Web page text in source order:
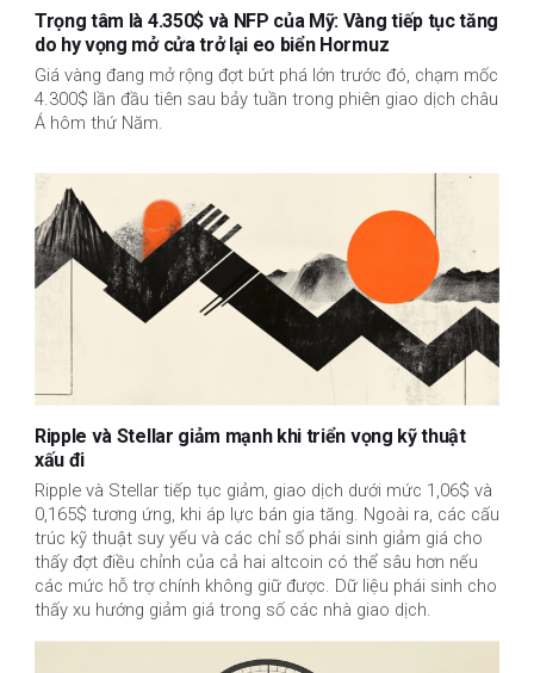
Trọng tâm là 4.350$ và NFP của Mỹ: Vàng tiếp tục tăng
do hy vọng mở cửa trở lại eo biển Hormuz
Giá vàng đang mở rộng đợt bứt phá lớn trước đó, chạm mốc
4.300$ lần đầu tiên sau bảy tuần trong phiên giao dịch châu
Á hôm thứ Năm.
Ripple và Stellar giảm mạnh khi triển vọng kỹ thuật
xấu đi
Ripple và Stellar tiếp tục giảm, giao dịch dưới mức 1,06$ và
0,165$ tương ứng, khi áp lực bán gia tăng. Ngoài ra, các cấu
trúc kỹ thuật suy yếu và các chỉ số phái sinh giảm giá cho
thấy đợt điều chỉnh của cả hai altcoin có thể sâu hơn nếu
các mức hỗ trợ chính không giữ được. Dữ liệu phái sinh cho
thấy xu hướng giảm giá trong số các nhà giao dịch.